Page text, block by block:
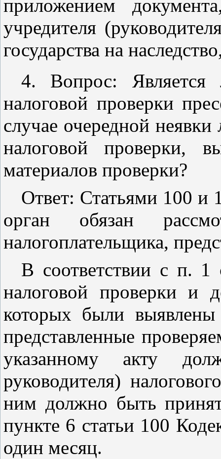
приложением
учредителя
государства на
4. Вопрос: Является
налоговой проверки
случае очередной
налоговой проверки,
материалов проверки?
Ответ: Статьями 100 и
орган обязан
налогоплательщика,
В соответствии с п. 1
налоговой проверки и
которых были выявлены
представленные
указанному акту
руководителя)
ним должно быть
пункте 6 статьи 100
один месяц.